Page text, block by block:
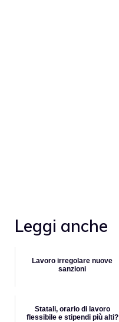
Leggi anche
Lavoro irregolare nuove
sanzioni
Statali, orario di lavoro
flessibile e stipendi più alti?